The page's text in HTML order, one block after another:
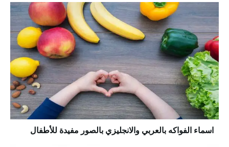
اسماء الفواكه بالعربي والانجليزي بالصور مفيدة للأطفال